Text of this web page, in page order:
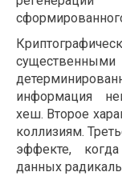
информация
хеш. Второе
коллизиям.
эффекте,
данных